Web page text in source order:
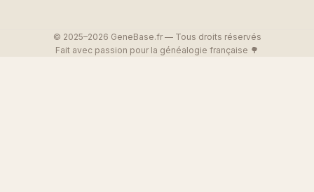
© 2025–2026 GeneBase.fr — Tous droits réservés
Fait avec passion pour la généalogie française 🌳